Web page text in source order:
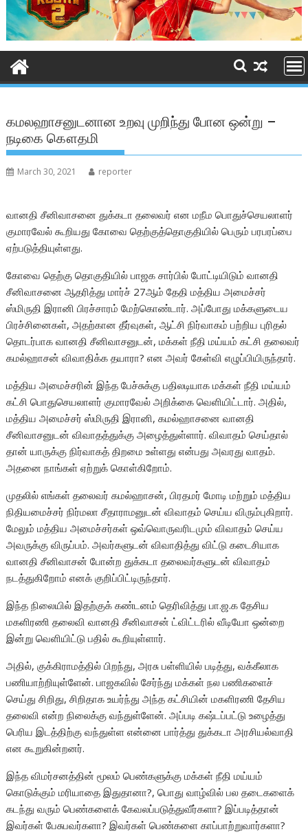
கமலஹாசனுடனான உறவு முறிந்து போன ஒன்று –
நடிகை கௌதமி
March 30, 2021 reporter
வானதி சீனிவாசனை துக்கடா தலைவர் என மநீம பொதுச்செயலாளர்
குமாரவேல் கூறியது கோவை தெற்குத்தொகுதியில் பெரும் பரபரப்பை
ஏற்படுத்தியுள்ளது.
கோவை தெற்கு தொகுதியில் பாஜக சார்பில் போட்டியிடும் வானதி
சீனிவாசனை ஆதரித்து மார்ச் 27ஆம் தேதி மத்திய அமைச்சர்
ஸ்மிருதி இரானி பிரச்சாரம் மேற்கொண்டார். அப்போது மக்களுடைய
பிரச்சினைகள், அதற்கான தீர்வுகள், ஆட்சி நிர்வாகம் பற்றிய புரிதல்
தொடர்பாக வானதி சீனிவாசனுடன், மக்கள் நீதி மய்யம் கட்சி தலைவர்
கமல்ஹாசன் விவாதிக்க தயாரா? என அவர் கேள்வி எழுப்பியிருந்தார்.
மத்திய அமைச்சரின் இந்த பேச்சுக்கு பதிலடியாக மக்கள் நீதி மய்யம்
கட்சி பொதுசெயலாளர் குமாரவேல் அறிக்கை வெளியிட்டார். அதில்,
மத்திய அமைச்சர் ஸ்மிருதி இரானி, கமல்ஹாசனை வானதி
சீனிவாசனுடன் விவாதத்துக்கு அழைத்துள்ளார். விவாதம் செய்தால்
தான் யாருக்கு நிர்வாகத் திறமை உள்ளது என்பது அவரது வாதம்.
அதனை நாங்கள் ஏற்றுக் கொள்கிறோம்.
முதலில் எங்கள் தலைவர் கமல்ஹாசன், பிரதமர் மோடி மற்றும் மத்திய
நிதியமைச்சர் நிர்மலா சீதாராமனுடன் விவாதம் செய்ய விரும்புகிறார்.
மேலும் மத்திய அமைச்சர்கள் ஒவ்வொருவரிடமும் விவாதம் செய்ய
அவருக்கு விருப்பம். அவர்களுடன் விவாதித்து விட்டு கடைசியாக
வானதி சீனிவாசன் போன்ற துக்கடா தலைவர்களுடன் விவாதம்
நடத்துகிறோம் எனக் குறிப்பிட்டிருந்தார்.
இந்த நிலையில் இதற்குக் கண்டனம் தெரிவித்து பா.ஜ.க தேசிய
மகளிரணி தலைவி வானதி சீனிவாசன் ட்விட்டரில் வீடியோ ஒன்றை
இன்று வெளியிட்டு பதில் கூறியுள்ளார்.
அதில், குக்கிராமத்தில் பிறந்து, அரசு பள்ளியில் படித்து, வக்கீலாக
பணியாற்றியுள்ளேன். பாஜகவில் சேர்ந்து மக்கள் நல பணிகளைச்
செய்து சிறிது, சிறிதாக உயர்ந்து அந்த கட்சியின் மகளிரணி தேசிய
தலைவி என்ற நிலைக்கு வந்துள்ளேன். அப்படி கஷ்டப்பட்டு உழைத்து
பெரிய இடத்திற்கு வந்துள்ள என்னை பார்த்து துக்கடா அரசியல்வாதி
என கூறுகின்றனர்.
இந்த விமர்சனத்தின் மூலம் பெண்களுக்கு மக்கள் நீதி மய்யம்
கொடுக்கும் மரியாதை இதுதானா?, பொது வாழ்வில் பல தடைகளைக்
கடந்து வரும் பெண்களைக் கேவலப்படுத்துவீர்களா? இப்படித்தான்
இவர்கள் பேசுபவர்களா? இவர்கள் பெண்களை காப்பாற்றுவார்களா?